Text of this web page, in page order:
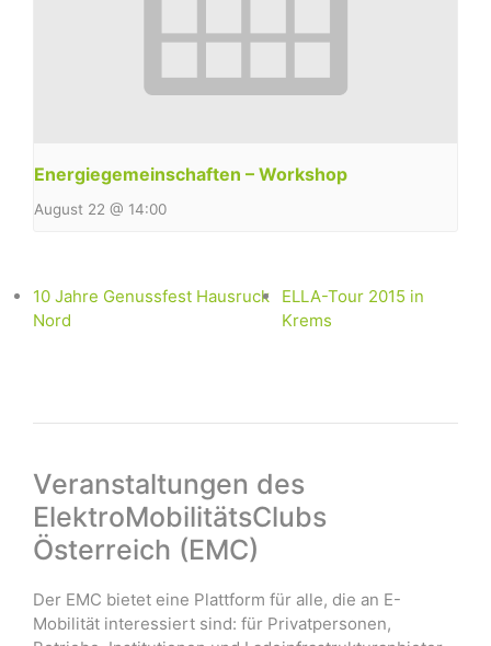
Energiegemeinschaften – Workshop
August 22 @ 14:00
10 Jahre Genussfest Hausruck
Nord
ELLA-Tour 2015 in
Krems
Veranstaltungen des
ElektroMobilitätsClubs
Österreich (EMC)
Der EMC bietet eine Plattform für alle, die an E-
Mobilität interessiert sind: für Privatpersonen,